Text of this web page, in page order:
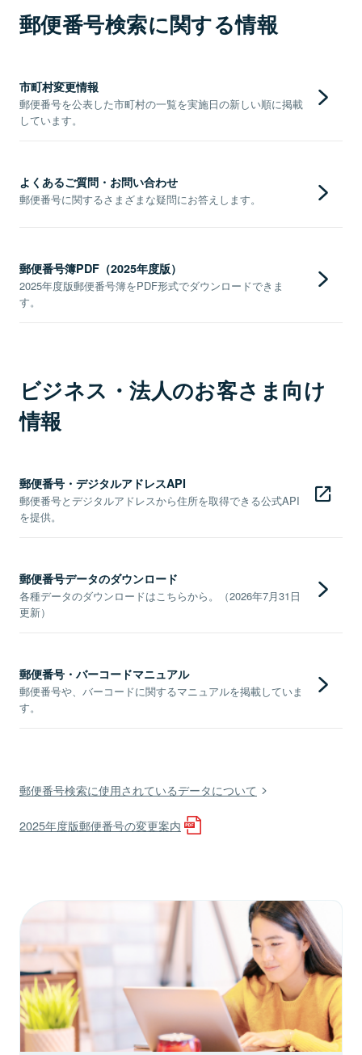
郵便番号検索に関する情報
市町村変更情報
郵便番号を公表した市町村の一覧を実施日の新しい順に掲載
しています。
よくあるご質問・お問い合わせ
郵便番号に関するさまざまな疑問にお答えします。
郵便番号簿PDF（2025年度版）
2025年度版郵便番号簿をPDF形式でダウンロードできま
す。
ビジネス・法人のお客さま向け
情報
郵便番号・デジタルアドレスAPI
郵便番号とデジタルアドレスから住所を取得できる公式API
を提供。
郵便番号データのダウンロード
各種データのダウンロードはこちらから。（2026年7月31日
更新）
郵便番号・バーコードマニュアル
郵便番号や、バーコードに関するマニュアルを掲載していま
す。
郵便番号検索に使用されているデータについて
2025年度版郵便番号の変更案内